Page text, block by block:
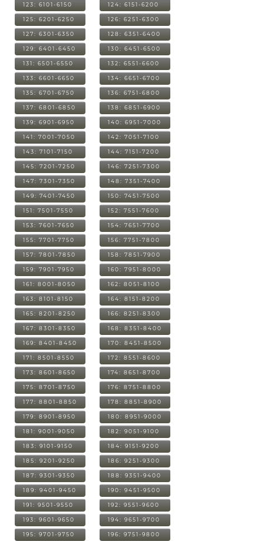
123: 6101-6150 124: 6151-6200
125: 6201-6250 126: 6251-6300
127: 6301-6350 128: 6351-6400
129: 6401-6450 130: 6451-6500
131: 6501-6550 132: 6551-6600
133: 6601-6650 134: 6651-6700
135: 6701-6750 136: 6751-6800
137: 6801-6850 138: 6851-6900
139: 6901-6950 140: 6951-7000
141: 7001-7050 142: 7051-7100
143: 7101-7150 144: 7151-7200
145: 7201-7250 146: 7251-7300
147: 7301-7350 148: 7351-7400
149: 7401-7450 150: 7451-7500
151: 7501-7550 152: 7551-7600
153: 7601-7650 154: 7651-7700
155: 7701-7750 156: 7751-7800
157: 7801-7850 158: 7851-7900
159: 7901-7950 160: 7951-8000
161: 8001-8050 162: 8051-8100
163: 8101-8150 164: 8151-8200
165: 8201-8250 166: 8251-8300
167: 8301-8350 168: 8351-8400
169: 8401-8450 170: 8451-8500
171: 8501-8550 172: 8551-8600
173: 8601-8650 174: 8651-8700
175: 8701-8750 176: 8751-8800
177: 8801-8850 178: 8851-8900
179: 8901-8950 180: 8951-9000
181: 9001-9050 182: 9051-9100
183: 9101-9150 184: 9151-9200
185: 9201-9250 186: 9251-9300
187: 9301-9350 188: 9351-9400
189: 9401-9450 190: 9451-9500
191: 9501-9550 192: 9551-9600
193: 9601-9650 194: 9651-9700
195: 9701-9750 196: 9751-9800